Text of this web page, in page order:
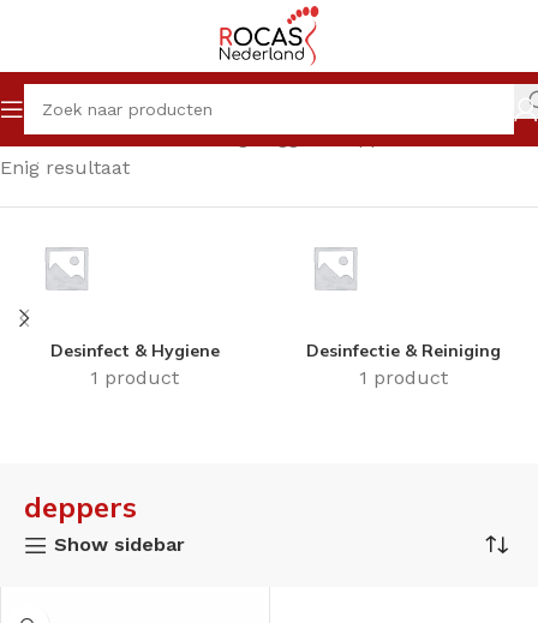
Home Winkel Producten getagged “deppers”
Enig resultaat
Desinfect & Hygiene
1 product
Desinfectie & Reiniging
1 product
deppers
Show sidebar